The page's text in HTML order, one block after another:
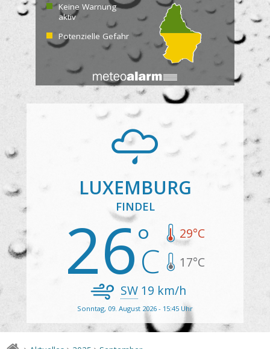
Keine Warnung
aktiv
Potenzielle Gefahr
LUXEMBURG
FINDEL
26 29°C
17°C
SW19 km/h
Sonntag, 09. August 2026 - 15:45 Uhr